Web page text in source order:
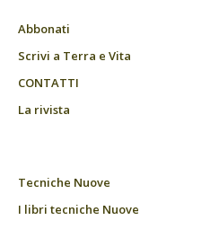
Abbonati
Scrivi a Terra e Vita
CONTATTI
La rivista
Tecniche Nuove
I libri tecniche Nuove